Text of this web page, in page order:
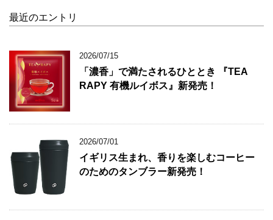
最近のエントリ
2026/07/15
「濃香」で満たされるひととき 『TEA
RAPY 有機ルイボス』新発売！
2026/07/01
イギリス生まれ、香りを楽しむコーヒー
のためのタンブラー新発売！